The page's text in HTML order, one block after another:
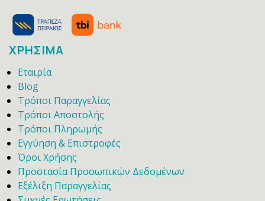
ΧΡΗΣΙΜΑ
Εταιρία
Blog
Τρόποι Παραγγελίας
Τρόποι Αποστολής
Τρόποι Πληρωμής
Εγγύηση & Επιστροφές
Όροι Χρήσης
Προστασία Προσωπικών Δεδομένων
Εξέλιξη Παραγγελίας